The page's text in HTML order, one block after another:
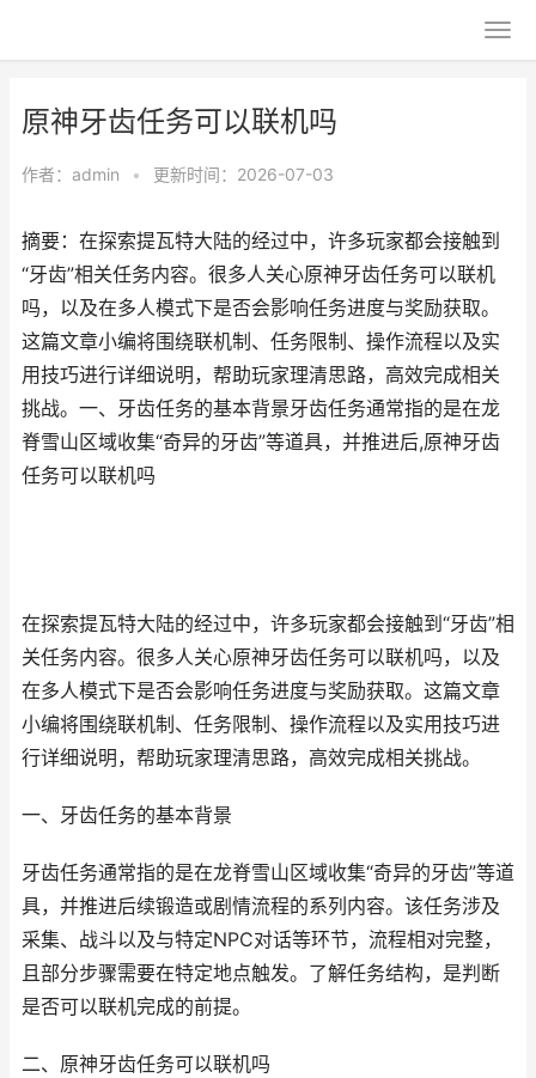
原神牙齿任务可以联机吗
作者： admin • 更新时间：2026-07-03
摘要：在探索提瓦特大陆的经过中，许多玩家都会接触到
“牙齿”相关任务内容。很多人关心原神牙齿任务可以联机
吗，以及在多人模式下是否会影响任务进度与奖励获取。
这篇文章小编将围绕联机制、任务限制、操作流程以及实
用技巧进行详细说明，帮助玩家理清思路，高效完成相关
挑战。一、牙齿任务的基本背景牙齿任务通常指的是在龙
脊雪山区域收集“奇异的牙齿”等道具，并推进后,原神牙齿
任务可以联机吗
在探索提瓦特大陆的经过中，许多玩家都会接触到“牙齿”相
关任务内容。很多人关心原神牙齿任务可以联机吗，以及
在多人模式下是否会影响任务进度与奖励获取。这篇文章
小编将围绕联机制、任务限制、操作流程以及实用技巧进
行详细说明，帮助玩家理清思路，高效完成相关挑战。
一、牙齿任务的基本背景
牙齿任务通常指的是在龙脊雪山区域收集“奇异的牙齿”等道
具，并推进后续锻造或剧情流程的系列内容。该任务涉及
采集、战斗以及与特定NPC对话等环节，流程相对完整，
且部分步骤需要在特定地点触发。了解任务结构，是判断
是否可以联机完成的前提。
二、原神牙齿任务可以联机吗